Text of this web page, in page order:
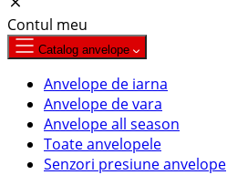
Contul meu
Catalog anvelope
Anvelope de iarna
Anvelope de vara
Anvelope all season
Toate anvelopele
Senzori presiune anvelope